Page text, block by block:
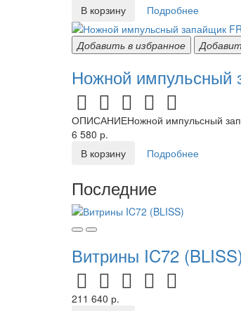
В корзину
Подробнее
Добавить в избранное
Ножной импульсный
ОПИСАНИЕНожной импульсный
6 580 р.
В корзину
Подробнее
Последние
Витрины IC72
211 640 р.